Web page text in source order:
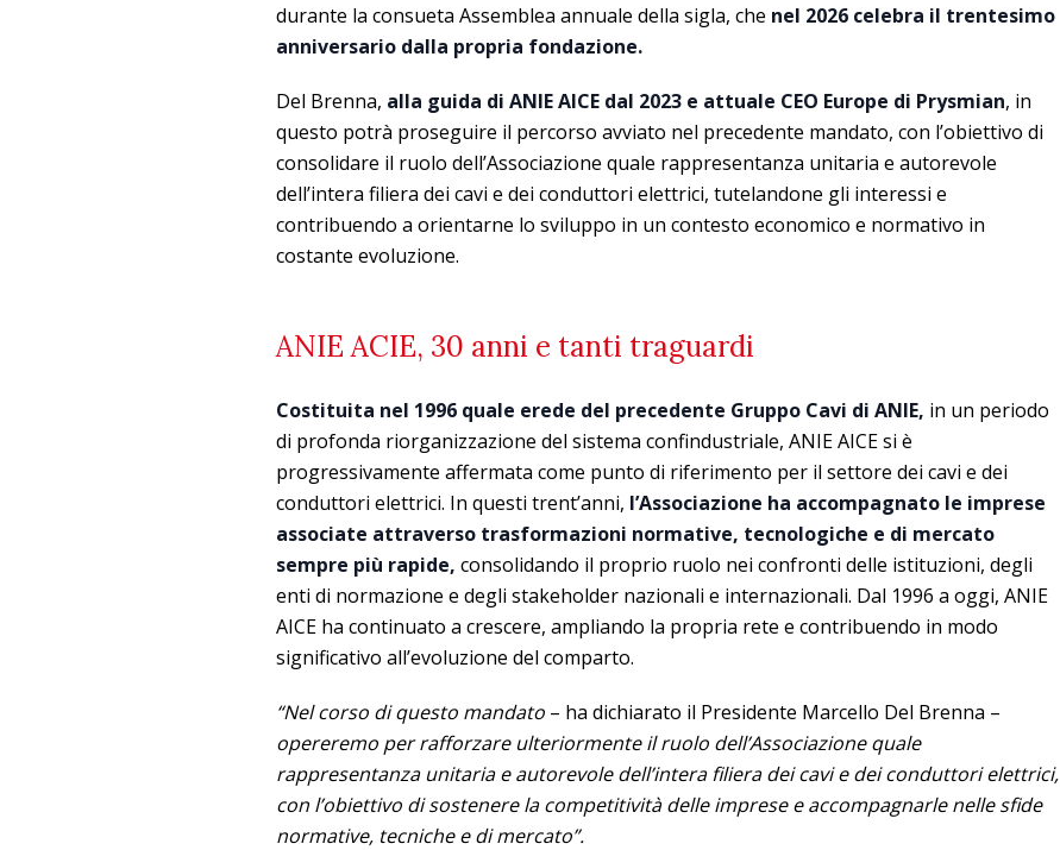
durante la consueta Assemblea annuale della sigla, che nel 2026 celebra il trentesimo
anniversario dalla propria fondazione.
Del Brenna, alla guida di ANIE AICE dal 2023 e attuale CEO Europe di Prysmian, in
questo potrà proseguire il percorso avviato nel precedente mandato, con l’obiettivo di
consolidare il ruolo dell’Associazione quale rappresentanza unitaria e autorevole
dell’intera filiera dei cavi e dei conduttori elettrici, tutelandone gli interessi e
contribuendo a orientarne lo sviluppo in un contesto economico e normativo in
costante evoluzione.
ANIE ACIE, 30 anni e tanti traguardi
Costituita nel 1996 quale erede del precedente Gruppo Cavi di ANIE, in un periodo
di profonda riorganizzazione del sistema confindustriale, ANIE AICE si è
progressivamente affermata come punto di riferimento per il settore dei cavi e dei
conduttori elettrici. In questi trent’anni, l’Associazione ha accompagnato le imprese
associate attraverso trasformazioni normative, tecnologiche e di mercato
sempre più rapide, consolidando il proprio ruolo nei confronti delle istituzioni, degli
enti di normazione e degli stakeholder nazionali e internazionali. Dal 1996 a oggi, ANIE
AICE ha continuato a crescere, ampliando la propria rete e contribuendo in modo
significativo all’evoluzione del comparto.
“Nel corso di questo mandato – ha dichiarato il Presidente Marcello Del Brenna –
opereremo per rafforzare ulteriormente il ruolo dell’Associazione quale
rappresentanza unitaria e autorevole dell’intera filiera dei cavi e dei conduttori elettrici,
con l’obiettivo di sostenere la competitività delle imprese e accompagnarle nelle sfide
normative, tecniche e di mercato”.